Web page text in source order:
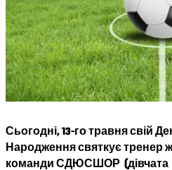
Сьогодні, 13-го травня свій
Народження святкує тренер
команди СДЮСШОР (дівчата